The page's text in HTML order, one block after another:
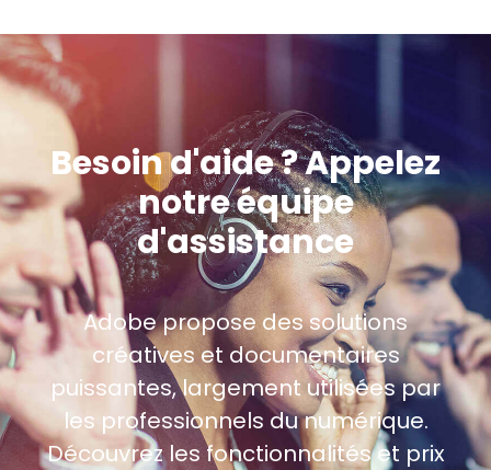
Besoin d'aide ? Appelez
notre équipe
d'assistance
Adobe propose des solutions
créatives et documentaires
puissantes, largement utilisées par
les professionnels du numérique.
Découvrez les fonctionnalités et prix